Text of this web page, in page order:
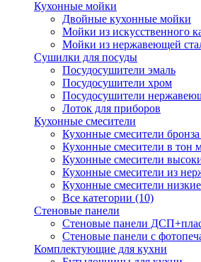
Кухонные мойки
Двойные кухонные мойки
Мойки из искусственного
Мойки из нержавеющей
Сушилки для посуды
Посудосушители эмаль
Посудосушители хром
Посудосушители
Лоток для приборов
Кухонные смесители
Кухонные смесители бронза
Кухонные смесители в тон
Кухонные смесители
Кухонные смесители из
Кухонные смесители низкие
Все категории (10)
Стеновые панели
Стеновые панели
Стеновые панели с
Комплектующие для кухни